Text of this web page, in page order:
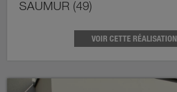
SAUMUR (49)
VOIR CETTE RÉALISATION